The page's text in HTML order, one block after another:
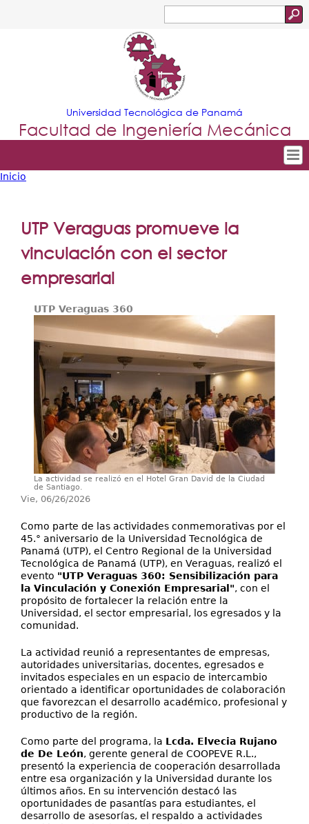
Jump to navigation
de
búsqueda
Universidad Tecnológica de Panamá
Facultad de Ingeniería Mecánica
Tropical
Principal
Departamentos
Oferta Académica
Secretarías
Investigación+D+i
Servicios
está
Inicio
UTP Veraguas promueve la
vinculación con el sector
empresarial
UTP Veraguas 360
La actividad se realizó en el Hotel Gran David de la Ciudad
de Santiago.
Vie, 06/26/2026
Como parte de las actividades conmemorativas por el
45.° aniversario de la Universidad Tecnológica de
Panamá (UTP), el Centro Regional de la Universidad
Tecnológica de Panamá (UTP), en Veraguas, realizó el
evento "UTP Veraguas 360: Sensibilización para
la Vinculación y Conexión Empresarial", con el
propósito de fortalecer la relación entre la
Universidad, el sector empresarial, los egresados y la
comunidad.
La actividad reunió a representantes de empresas,
autoridades universitarias, docentes, egresados e
invitados especiales en un espacio de intercambio
orientado a identificar oportunidades de colaboración
que favorezcan el desarrollo académico, profesional y
productivo de la región.
Como parte del programa, la Lcda. Elvecia Rujano
de De León, gerente general de COOPEVE R.L.,
presentó la experiencia de cooperación desarrollada
entre esa organización y la Universidad durante los
últimos años. En su intervención destacó las
oportunidades de pasantías para estudiantes, el
desarrollo de asesorías, el respaldo a actividades